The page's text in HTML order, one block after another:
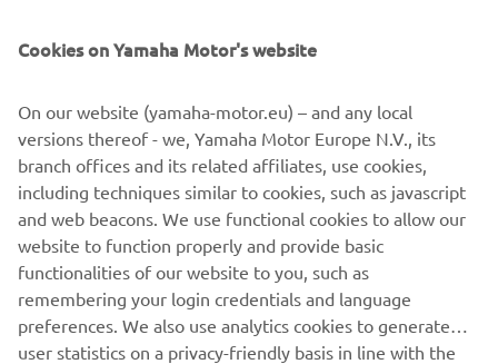
Järgi juhiseid ja registreeru esimesel võimalusel.
2026.
Cup järgib FIM-i reegleid ning Superfinaali puhul
määratakse vanusepiir vanuse, mitte sünniaasta järgi,
nagu SML-i reeglites.
REGISTREERU SIIN
Cookies on Yamaha Motor's website
On our website (yamaha-motor.eu) – and any local
versions thereof - we, Yamaha Motor Europe N.V., its
branch offices and its related affiliates, use cookies,
including techniques similar to cookies, such as javascript
and web beacons. We use functional cookies to allow our
website to function properly and provide basic
functionalities of our website to you, such as
remembering your login credentials and language
preferences. We also use analytics cookies to generate
user statistics on a privacy-friendly basis in line with the